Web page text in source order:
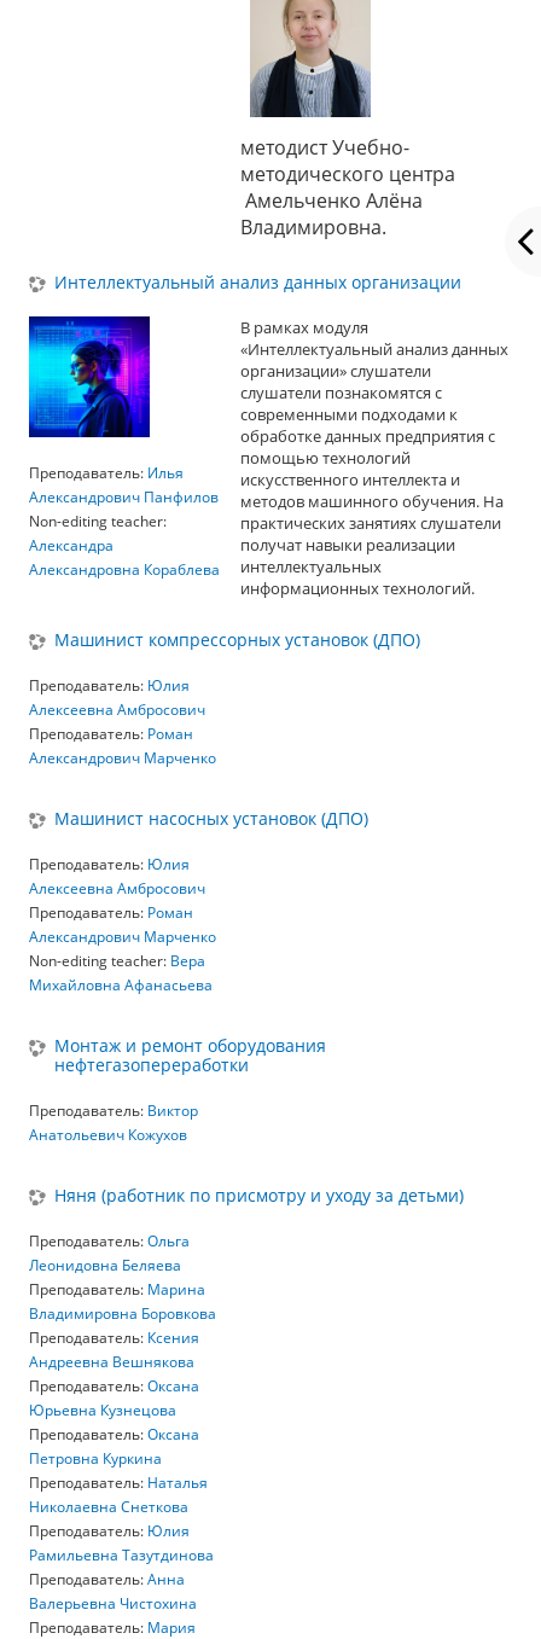
методист Учебно-
методического центра
Амельченко Алёна
Владимировна.
Интеллектуальный анализ данных организации
В рамках модуля
«Интеллектуальный анализ данных
организации» слушатели
слушатели познакомятся с
современными подходами к
обработке данных предприятия с
помощью технологий
искусственного интеллекта и
методов машинного обучения. На
практических занятиях слушатели
получат навыки реализации
интеллектуальных
информационных технологий.
Преподаватель: Илья
Александрович Панфилов
Non-editing teacher:
Александра
Александровна Кораблева
Машинист компрессорных установок (ДПО)
Преподаватель: Юлия
Алексеевна Амбросович
Преподаватель: Роман
Александрович Марченко
Машинист насосных установок (ДПО)
Преподаватель: Юлия
Алексеевна Амбросович
Преподаватель: Роман
Александрович Марченко
Non-editing teacher: Вера
Михайловна Афанасьева
Монтаж и ремонт оборудования
нефтегазопереработки
Преподаватель: Виктор
Анатольевич Кожухов
Няня (работник по присмотру и уходу за детьми)
Преподаватель:Ольга
Леонидовна Беляева
Преподаватель: Марина
Владимировна Боровкова
Преподаватель: Ксения
Андреевна Вешнякова
Преподаватель:Оксана
Юрьевна Кузнецова
Преподаватель:Оксана
Петровна Куркина
Преподаватель: Наталья
Николаевна Снеткова
Преподаватель: Юлия
Рамильевна Тазутдинова
Преподаватель:Анна
Валерьевна Чистохина
Преподаватель: Мария